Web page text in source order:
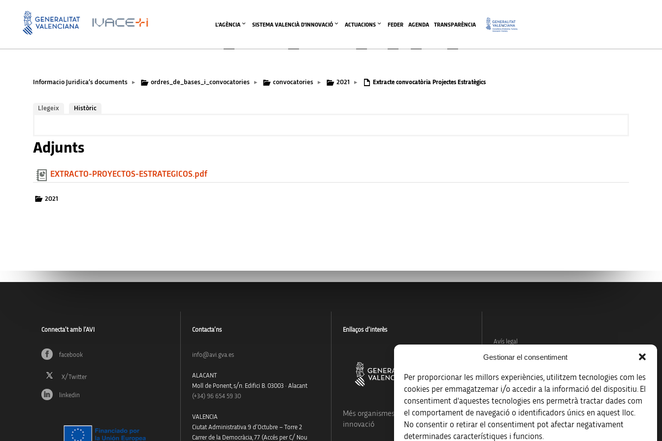
Gestionar el consentiment
Per proporcionar les millors experiències, utilitzem tecnologies com les
cookies per emmagatzemar i/o accedir a la informació del dispositiu. El
consentiment d'aquestes tecnologies ens permetrà tractar dades com
el comportament de navegació o identificadors únics en aquest lloc.
No consentir o retirar el consentiment pot afectar negativament
determinades característiques i funcions.
L'AGÈNCIA SISTEMA VALENCIÀ D'INNOVACIÓ ACTUACIONS FEDER AGENDA TRANSPARÈNCIA .
Informacio Juridica’s documents ▸ ordres_de_bases_i_convocatories ▸ convocatories ▸ 2021 ▸ Extracte convocatòria Projectes Estratègics
Llegeix Històric
Adjunts
EXTRACTO-PROYECTOS-ESTRATEGICOS.pdf
2021
Connecta’t amb l’AVI
facebook
linkedin
Contacta’ns
info@avi.gva.es
ALACANT
Moll de Ponent, s/n. Edifici B. 03003 · Alacant
(+34) 96 654 59 30
VALENCIA
Ciutat Administrativa 9 d’Octubre – Torre 2
Carrer de la Democràcia, 77 (Accés per C/ Nou
Enllaços d’interès
Més organismes de suport a la
innovació
Avís legal
Registre d’activitats de tractament
Accessibilitat
Mapa web